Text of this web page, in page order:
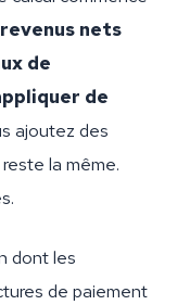
nets
de
de
ajoutez des
la même.
dont les
de paiement